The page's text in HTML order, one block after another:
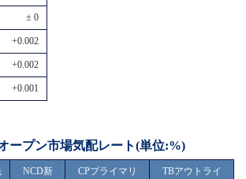
± 0
+0.002
+0.002
+0.001
ープン市場気配レート(単位:%)
NCD新
CPプライマリ
TBアウトライ